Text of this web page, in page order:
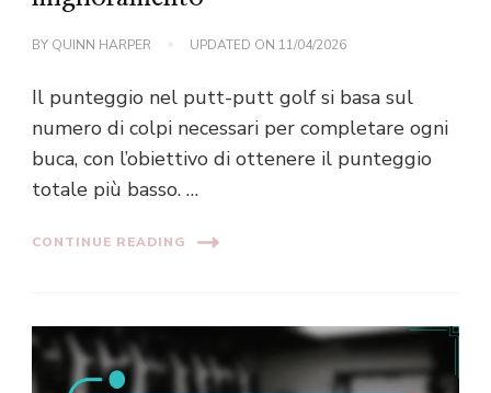
BY QUINN HARPER UPDATED ON 11/04/2026
Il punteggio nel putt-putt golf si basa sul
numero di colpi necessari per completare ogni
buca, con l’obiettivo di ottenere il punteggio
totale più basso. …
CONTINUE READING